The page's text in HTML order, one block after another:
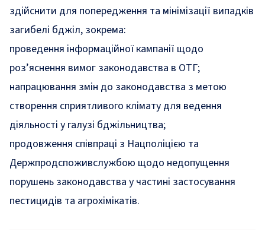
здійснити для попередження та мінімізації випадків
загибелі бджіл, зокрема:
проведення інформаційної кампанії щодо
роз’яснення вимог законодавства в ОТГ;
напрацювання змін до законодавства з метою
створення сприятливого клімату для ведення
діяльності у галузі бджільництва;
продовження співпраці з Нацполіцією та
Держпродспоживслужбою щодо недопущення
порушень законодавства у частині застосування
пестицидів та агрохімікатів.